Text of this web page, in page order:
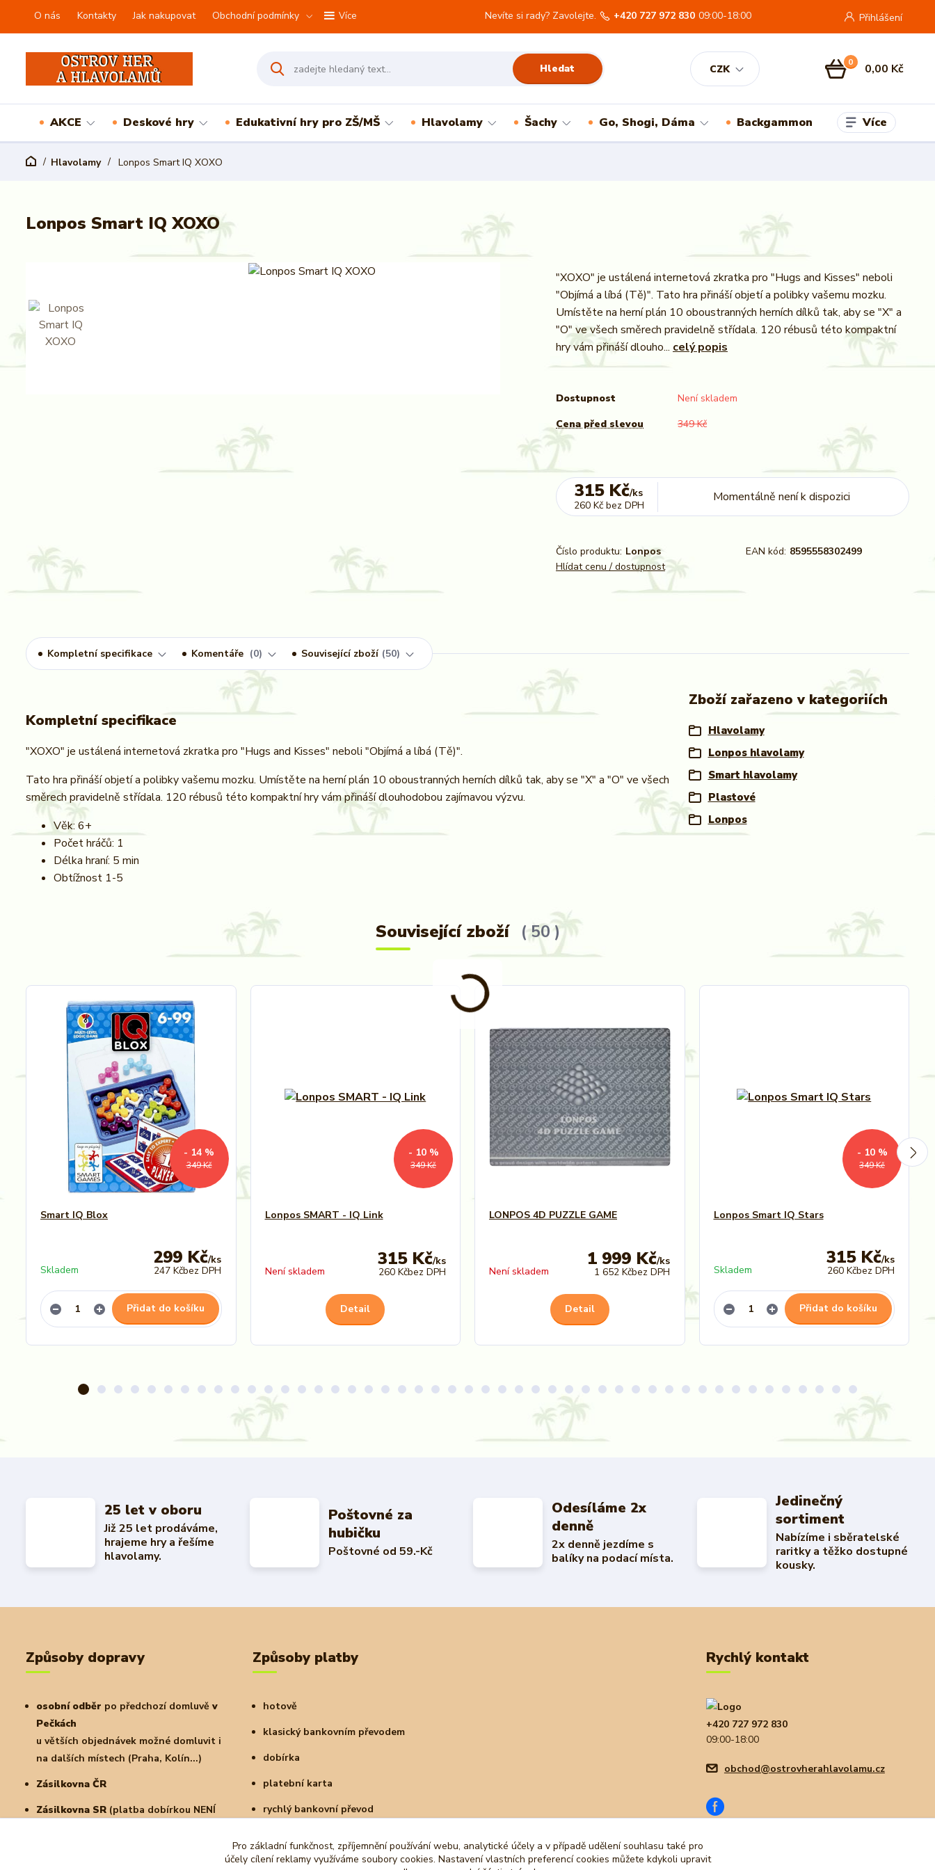
O nás Kontakty Jak nakupovat Obchodní podmínky Více
CZK
Přihlášení
Hledat
Nevíte si rady? Zavolejte. +420 727 972 830 09:00-18:00
0 0,00 Kč
AKCE Deskové hry Edukativní hry pro ZŠ/MŠ Hlavolamy Šachy Go, Shogi, Dáma Backgammon Více
Hlavolamy Lonpos Smart IQ XOXO
Lonpos Smart IQ XOXO
"XOXO" je ustálená internetová zkratka pro "Hugs and Kisses" neboli
"Objímá a líbá (Tě)". Tato hra přináší objetí a polibky vašemu mozku.
Umístěte na herní plán 10 oboustranných herních dílků tak, aby se "X" a
"O" ve všech směrech pravidelně střídala. 120 rébusů této kompaktní
hry vám přináší dlouho... celý popis
Dostupnost
Není skladem
Cena před slevou
349 Kč
315 Kč/ks
260 Kč bez DPH
Momentálně není k dispozici
Číslo produktu: Lonpos EAN kód: 8595558302499
Hlídat cenu / dostupnost
Kompletní specifikace Komentáře 0 Související zboží 50
Kompletní specifikace
"XOXO" je ustálená internetová zkratka pro "Hugs and Kisses" neboli "Objímá a líbá (Tě)".
Tato hra přináší objetí a polibky vašemu mozku. Umístěte na herní plán 10 oboustranných herních dílků tak, aby se "X" a "O" ve všech
směrech pravidelně střídala. 120 rébusů této kompaktní hry vám přináší dlouhodobou zajímavou výzvu.
Věk: 6+
Počet hráčů: 1
Délka hraní: 5 min
Obtížnost 1-5
Zboží zařazeno v kategoriích
Hlavolamy
Lonpos hlavolamy
Smart hlavolamy
Plastové
Lonpos
Související zboží 50
349 Kč
- 14 %
Smart IQ Blox
299 Kč/ks
247 Kčbez DPH
Skladem
Přidat do košíku
349 Kč
- 10 %
Lonpos SMART - IQ Link
315 Kč/ks
260 Kčbez DPH
Není skladem
Detail
LONPOS 4D PUZZLE GAME
1 999 Kč/ks
1 652 Kčbez DPH
Není skladem
Detail
349 Kč
- 10 %
Lonpos Smart IQ Stars
315 Kč/ks
260 Kčbez DPH
Skladem
Přidat do košíku
25 let v oboru
Již 25 let prodáváme,
hrajeme hry a řešíme
hlavolamy.
Poštovné za
hubičku
Poštovné od 59.-Kč
Odesíláme 2x
denně
2x denně jezdíme s
balíky na podací místa.
Jedinečný
sortiment
Nabízíme i sběratelské
raritky a těžko dostupné
kousky.
Způsoby dopravy
osobní odběr po předchozí domluvě v
Pečkách
u větších objednávek možné domluvit i
na dalších místech (Praha, Kolín...)
Zásilkovna ČR
Zásilkovna SR (platba dobírkou NENÍ
Způsoby platby
hotově
klasický bankovním převodem
dobírka
platební karta
rychlý bankovní převod
Rychlý kontakt
+420 727 972 830
09:00-18:00
obchod@ostrovherahlavolamu.cz
Pro základní funkčnost, zpříjemnění používání webu, analytické účely a v případě udělení souhlasu také pro
účely cílení reklamy využíváme soubory cookies. Nastavení vlastních preferencí cookies můžete kdykoli upravit